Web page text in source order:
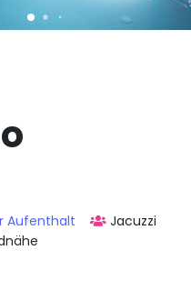
Aufenthalt
Jacuzzi